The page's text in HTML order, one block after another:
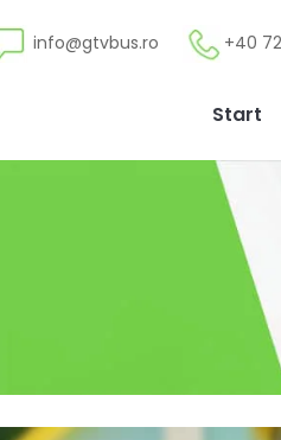
+40
info@gtvbus.ro
Start